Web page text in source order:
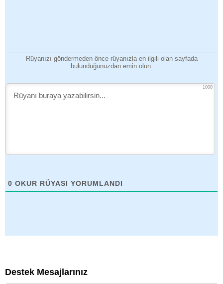
Rüyanızı göndermeden önce rüyanızla en ilgili olan sayfada
bulunduğunuzdan emin olun.
1000
0 OKUR RÜYASI YORUMLANDI
Destek Mesajlarınız